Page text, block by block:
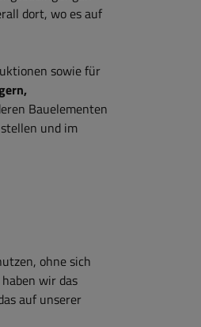
dort, wo es auf
sowie für
Bauelementen
und im
ohne sich
wir das
auf unserer